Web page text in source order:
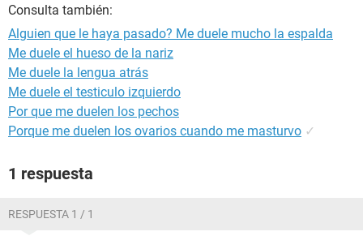
Consulta también:
Alguien que le haya pasado? Me duele mucho la espalda
Me duele el hueso de la nariz
Me duele la lengua atrás
Me duele el testiculo izquierdo
Por que me duelen los pechos
Porque me duelen los ovarios cuando me masturvo ✓
1 respuesta
RESPUESTA 1 / 1